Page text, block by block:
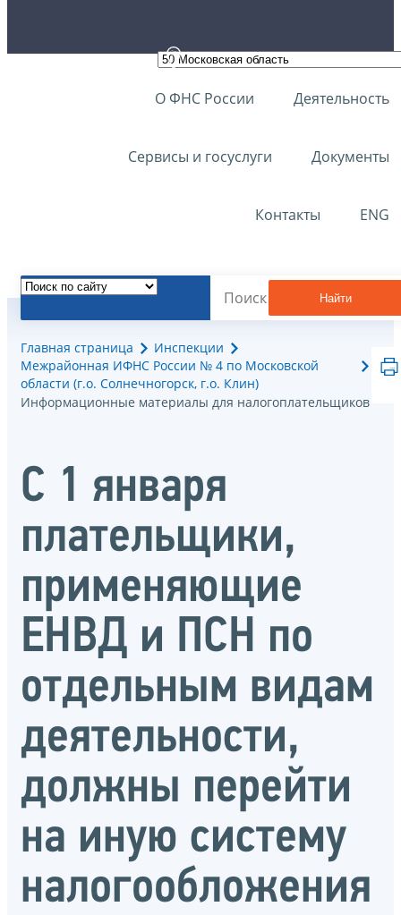
О ФНС России Деятельность
Сервисы и госуслуги Документы
Контакты ENG
Найти
Главная страница
Инспекции
Межрайонная ИФНС России № 4 по Московской
области (г.о. Солнечногорск, г.о. Клин)
Информационные материалы для налогоплательщиков
С 1 января
плательщики,
применяющие
ЕНВД и ПСН по
отдельным видам
деятельности,
должны перейти
на иную систему
налогообложения